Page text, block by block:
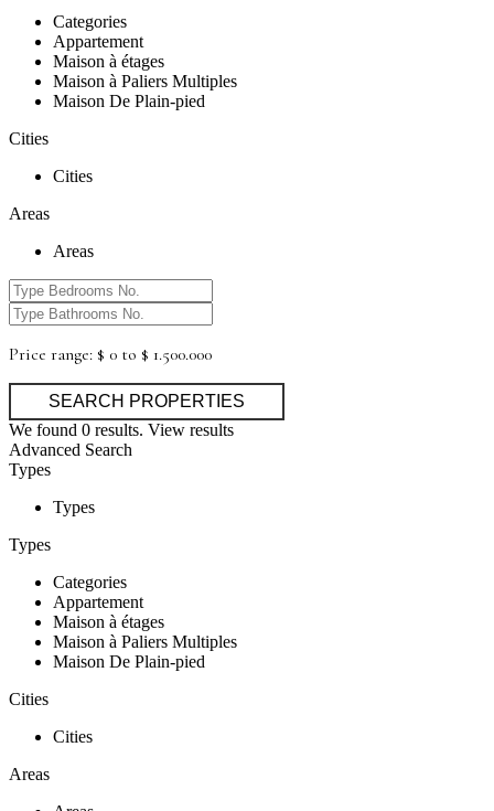
Categories
Appartement
Maison à étages
Maison à Paliers Multiples
Maison De Plain-pied
Cities
Cities
Areas
Areas
Price range: $ 0 to $ 1.500.000
We found 0 results. View results
Advanced Search
Types
Types
Types
Categories
Appartement
Maison à étages
Maison à Paliers Multiples
Maison De Plain-pied
Cities
Cities
Areas